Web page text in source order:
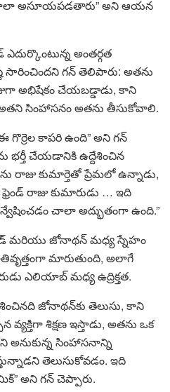
అసూయపడతారు” అని ఆయన
అంతర్గత
సారించిందని గన్ తెలిపారు: అతను
అభిషేకం చేయబడ్డాడు, కాని
సింహాసనం అతను తీసుకోవాలి.
గొర్రెల కాపరి ఉంది” అని గన్
భర్తీ చేయడానికి ఉద్దేశించిన
రాజు కుమార్తెతో ప్రేమలో ఉన్నాడు,
రాజు కుమారుడు … ఇది
చాలా అద్భుతంగా ఉంది.”
మరియు జోనాథన్ మధ్య స్నేహం
మారుతుంది, అలాగే
ఎలియాబ్ మధ్య ఉద్రిక్తత.
జోనాథన్‌కు తెలుసు, కాని
శిక్షణ ఇస్తాడు, అతను ఒక
అనుకున్న సింహాసనాన్ని
తెలుసుకోవడం. ఇది
అని గన్ చెప్పారు.